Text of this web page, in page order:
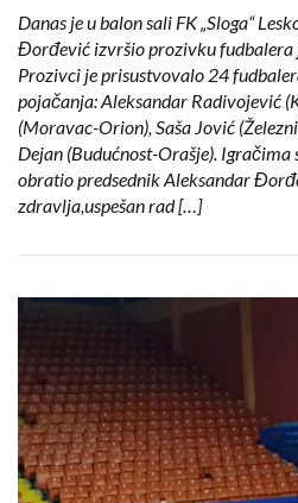
Danas je u balon sali FK „Sloga“
Đorđević izvršio prozivku fudbalera
Prozivci je prisustvovalo 24
pojačanja: Aleksandar Radivojević
(Moravac-Orion), Saša Jović
Dejan (Budućnost-Orašje).
obratio predsednik Aleksandar
zdravlja,uspešan rad […]